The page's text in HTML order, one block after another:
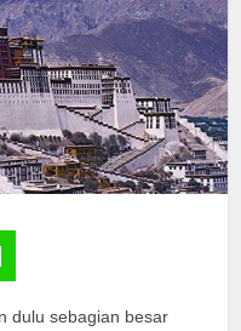
dulu sebagian besar